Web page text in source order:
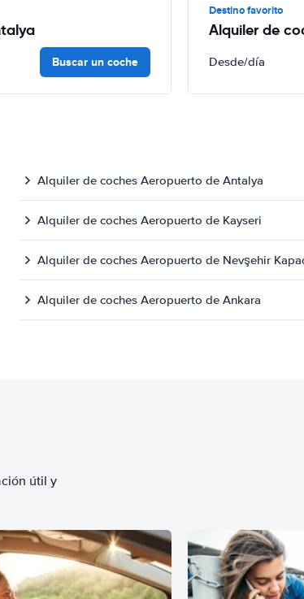
Buscar un coche
Destino favorito
Alquiler de
Desde/día
Alquiler de coches Aeropuerto de Antalya
Alquiler de coches Aeropuerto de Kayseri
Alquiler de coches Aeropuerto de Nevşehir
Alquiler de coches Aeropuerto de Ankara
útil y